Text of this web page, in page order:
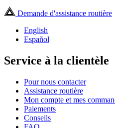
Demande d'assistance routière
English
Español
Service à la clientèle
Pour nous contacter
Assistance routière
Mon compte et mes
Paiements
Conseils